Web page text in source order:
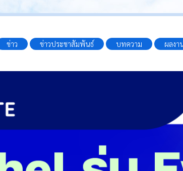
ข่าว ข่าวประชาสัมพันธ์ บทความ ผลงา